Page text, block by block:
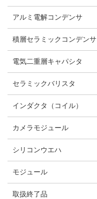
アルミ電解コンデンサ
積層セラミックコンデンサ
電気二重層キャパシタ
セラミックバリスタ
インダクタ（コイル）
カメラモジュール
シリコンウエハ
モジュール
取扱終了品